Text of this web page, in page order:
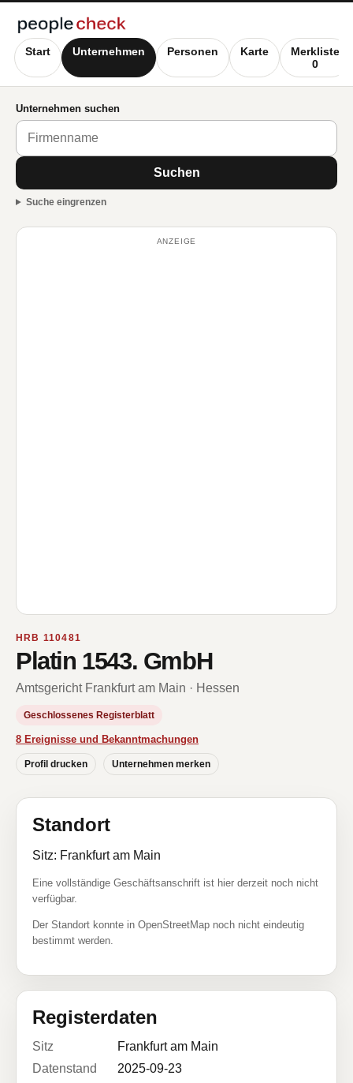
Start Unternehmen Personen Karte
Merkliste
0
Unternehmen suchen
Suchen
Suche eingrenzen
ANZEIGE
HRB 110481
Platin 1543. GmbH
Amtsgericht Frankfurt am Main · Hessen
Geschlossenes Registerblatt
8 Ereignisse und Bekanntmachungen
Profil drucken Unternehmen merken
Standort
Sitz: Frankfurt am Main
Eine vollständige Geschäftsanschrift ist hier derzeit noch nicht
verfügbar.
Der Standort konnte in OpenStreetMap noch nicht eindeutig
bestimmt werden.
Registerdaten
Sitz
Frankfurt am Main
Datenstand
2025-09-23